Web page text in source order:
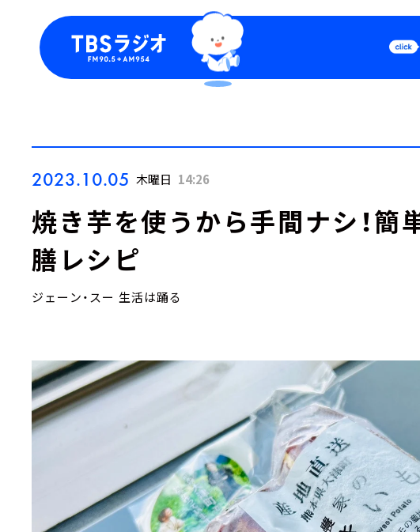
Podcast
2023.10.05 木曜日 14:26
焼き芋を使うから手間ナシ！簡
膳レシピ
ジェーン・スー 生活は踊る